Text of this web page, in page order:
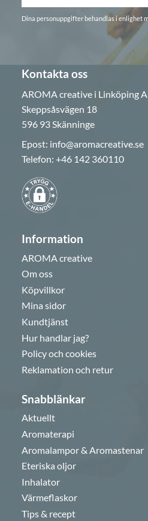
Dina personuppgifter behandlas i enlighet
Kontakta oss
AROMA creative i Linköping
Skeppsåsvägen 18
596 93 Skänninge
Epost: info@aromacreative.se
Telefon: +46 142 360110
Information
AROMA creative
Om oss
Köpvillkor
Mina sidor
Kundtjänst
Hur handlar jag?
Policy och cookies
Reklamation och retur
Snabblänkar
Aktuellt
Aromaterapi
Aromalampor & Aromastenar
Eteriska oljor
Inhalator
Värmeflaskor
Tips & recept